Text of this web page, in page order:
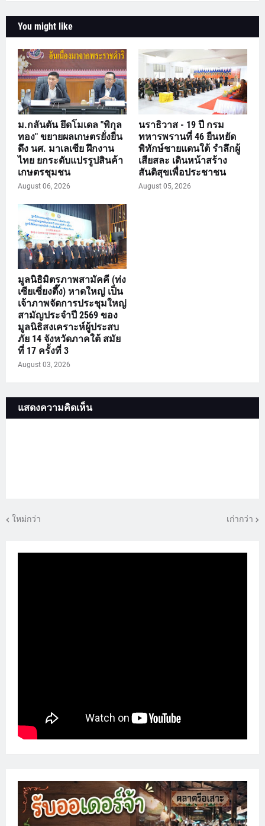
You might like
ม.กลันตัน ยึดโมเดล "พิกุล
ทอง" ขยายผลเกษตรยั่งยืน
ดึง นศ. มาเลเซีย ฝึกงาน
ไทย ยกระดับแปรรูปสินค้า
เกษตรชุมชน
August 06, 2026
นราธิวาส - 19 ปี กรม
ทหารพรานที่ 46 ยืนหยัด
พิทักษ์ชายแดนใต้ รำลึกผู้
เสียสละ เดินหน้าสร้าง
สันติสุขเพื่อประชาชน
August 05, 2026
มูลนิธิมิตรภาพสามัคคี (ท่ง
เซียเซี่ยงตึ๊ง) หาดใหญ่ เป็น
เจ้าภาพจัดการประชุมใหญ่
สามัญประจำปี 2569 ของ
มูลนิธิสงเคราะห์ผู้ประสบ
ภัย 14 จังหวัดภาคใต้ สมัย
ที่ 17 ครั้งที่ 3
August 03, 2026
แสดงความคิดเห็น
ใหม่กว่า เก่ากว่า